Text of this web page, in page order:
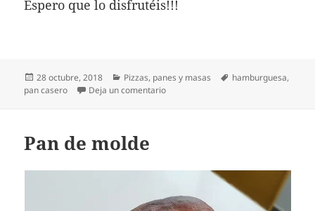
Espero que lo disfrutéis!!!
Publicado
el
28 octubre, 2018 Categorías
Pizzas, panes y masas Etiquetas
hamburguesa,
pan casero
Deja un comentarioen Panecillos de hamburguesa
Pan de molde